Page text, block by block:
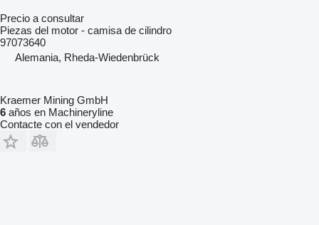
Precio a consultar
Piezas del motor - camisa de cilindro
97073640
Alemania, Rheda-Wiedenbrück
Kraemer Mining GmbH
6 años en Machineryline
Contacte con el vendedor